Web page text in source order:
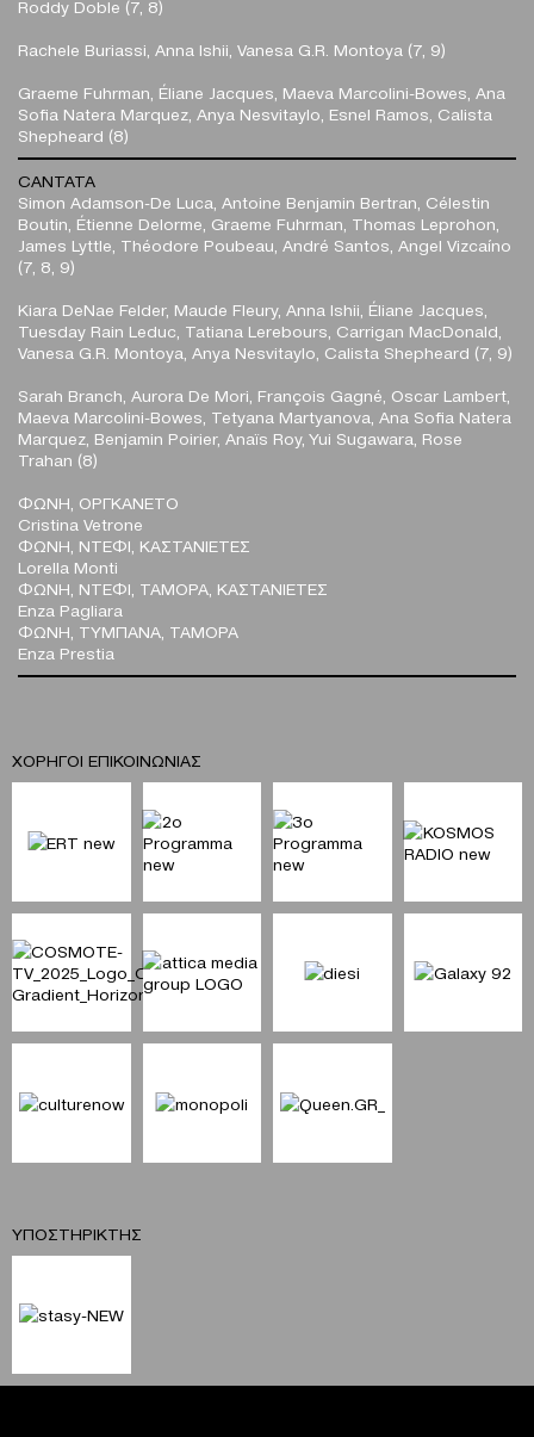
Roddy Doble (7, 8)
Rachele Buriassi, Anna Ishii, Vanesa G.R. Montoya (7, 9)
Graeme Fuhrman, Éliane Jacques, Maeva Marcolini-Bowes, Ana
Sofia Natera Marquez, Anya Nesvitaylo, Esnel Ramos, Calista
Shepheard (8)
CANTATA
Simon Adamson-De Luca, Antoine Benjamin Bertran, Célestin
Boutin, Étienne Delorme, Graeme Fuhrman, Thomas Leprohon,
James Lyttle, Théodore Poubeau, André Santos, Angel Vizcaíno
(7, 8, 9)
Kiara DeNae Felder, Maude Fleury, Anna Ishii, Éliane Jacques,
Tuesday Rain Leduc, Tatiana Lerebours, Carrigan MacDonald,
Vanesa G.R. Montoya, Anya Nesvitaylo, Calista Shepheard (7, 9)
Sarah Branch, Aurora De Mori, François Gagné, Oscar Lambert,
Maeva Marcolini-Bowes, Tetyana Martyanova, Ana Sofia Natera
Marquez, Benjamin Poirier, Anaïs Roy, Yui Sugawara, Rose
Trahan (8)
ΦΩΝΗ, ΟΡΓΚΑΝΕΤΟ
Cristina Vetrone
ΦΩΝΗ, ΝΤΕΦΙ, ΚΑΣΤΑΝΙΕΤΕΣ
Lorella Monti
ΦΩΝΗ, ΝΤΕΦΙ, ΤΑΜΟΡΑ, ΚΑΣΤΑΝΙΕΤΕΣ
Enza Pagliara
ΦΩΝΗ, ΤΥΜΠΑΝΑ, ΤΑΜΟΡΑ
Enza Prestia
ΧΟΡΗΓΟΙ ΕΠΙΚΟΙΝΩΝΙΑΣ
ΥΠΟΣΤΗΡΙΚΤΗΣ